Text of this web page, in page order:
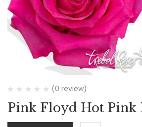
(0 review)
Pink Floyd Hot Pink